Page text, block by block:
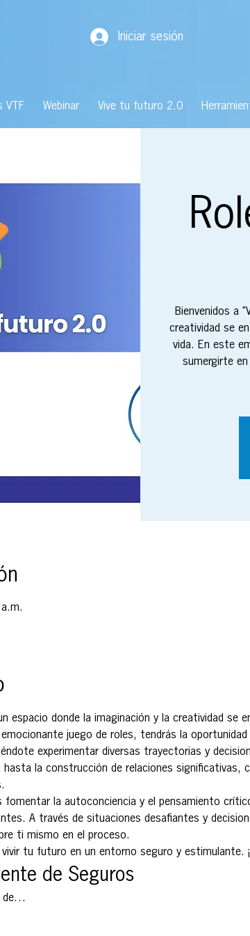
Iniciar sesión
VTF Webinar Vive tu futuro 2.0
Bienvenidos a
creatividad se
vida. En este
sumergirte
espacio donde la imaginación y la creatividad se
juego de roles, tendrás la
experimentar diversas trayectorias y
hasta la construcción de relaciones significativas,
fomentar la autoconciencia y el pensamiento
A través de situaciones desafiantes y
ti mismo en el proceso.
tu futuro en un entorno seguro y estimulante.
de Seguros
de…